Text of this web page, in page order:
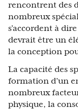
rencontrent des
nombreux
s’accordent à
devrait être un
la conception
La capacité des
formation d’un
nombreux
physique, la